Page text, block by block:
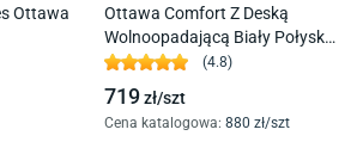
Ottawa
Ottawa Comfort Z Deską
Wolnoopadającą Biały Połysk
Ottawacmwbp
(4.8)
719zł/szt
Cena katalogowa: 880 zł/szt